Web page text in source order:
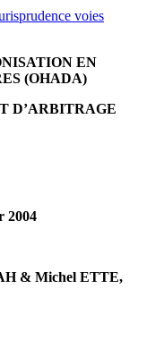
voies
EN
(OHADA)
D’ARBITRAGE
2004
& Michel ETTE,